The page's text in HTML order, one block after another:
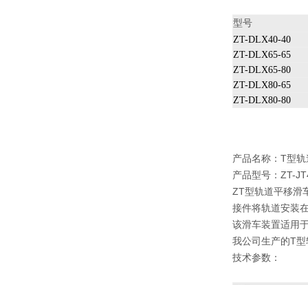
型号
ZT-DLX40-40
ZT-DLX65-65
ZT-DLX65-80
ZT-DLX80-65
ZT-DLX80-80
产品名称： T型轨
产品型号：ZT-
ZT型轨道平移滑
接件将轨道安装
该滑车装置适用
我公司生产的T
技术参数：